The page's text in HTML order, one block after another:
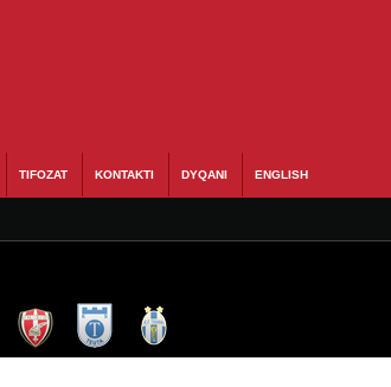
TIFOZAT KONTAKTI DYQANI ENGLISH